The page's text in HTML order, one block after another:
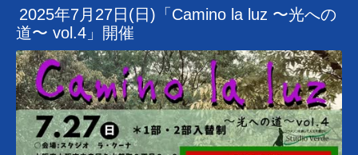
2025年7月27日(日)「Camino la luz 〜光への
道〜 vol.4」開催